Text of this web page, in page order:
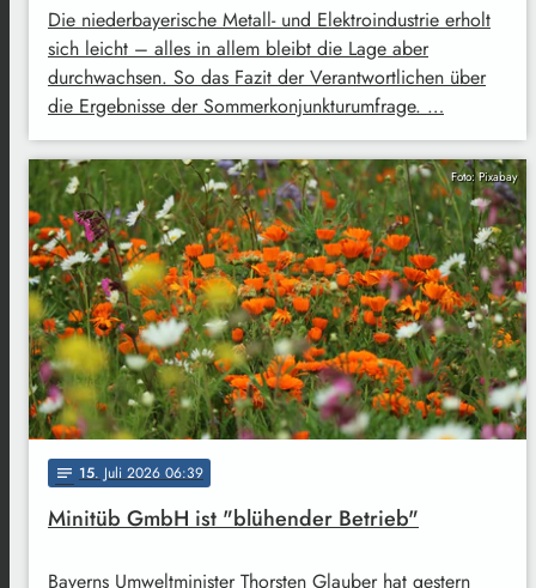
Die niederbayerische Metall- und Elektroindustrie erholt
sich leicht – alles in allem bleibt die Lage aber
durchwachsen. So das Fazit der Verantwortlichen über
die Ergebnisse der Sommerkonjunkturumfrage. …
Foto: Pixabay
notes 15. Juli 2026 06:39
Minitüb GmbH ist "blühender Betrieb"
Bayerns Umweltminister Thorsten Glauber hat gestern